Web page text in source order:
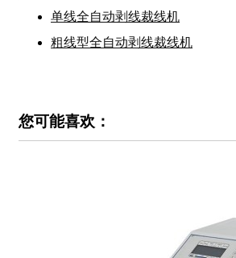
单线全自动剥线裁线机
粗线型全自动剥线裁线机
您可能喜欢：